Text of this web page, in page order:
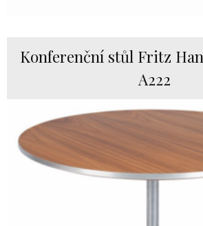
Konferenční stůl Fritz
A222